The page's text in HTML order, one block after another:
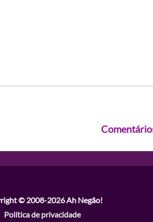
© 2008-2026Ah Negão!
Política de privacidade